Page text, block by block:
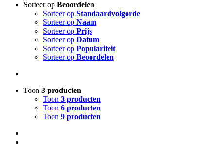
Sorteer op Beoordelen
Sorteer op Standaardvolgorde
Sorteer op Naam
Sorteer op Prijs
Sorteer op Datum
Sorteer op Populariteit
Sorteer op Beoordelen
Toon 3 producten
Toon 3 producten
Toon 6 producten
Toon 9 producten